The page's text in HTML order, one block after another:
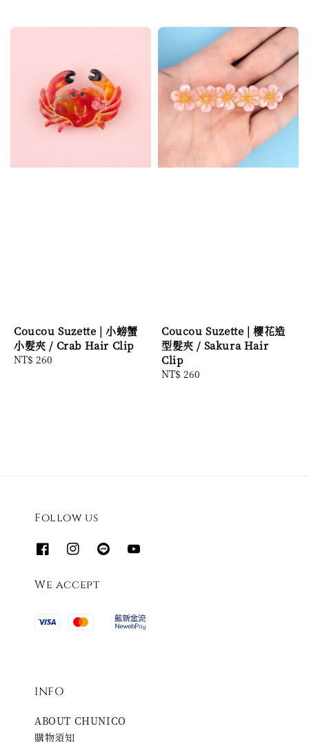
Coucou Suzette | 小螃蟹
小髮夾 / Crab Hair Clip
Regular
NT$ 260
Coucou Suzette | 櫻花造
型髮夾 / Sakura Hair
Clip
Regular
NT$ 260
Follow us
We accept
INFO
ABOUT CHUNICO
購物須知